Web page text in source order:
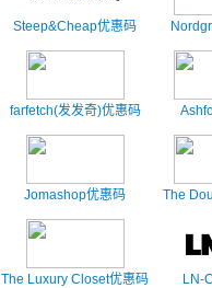
Steep&Cheap优惠码
farfetch(发发奇)优惠码
Jomashop优惠码 The
The Luxury Closet优惠码 LN-